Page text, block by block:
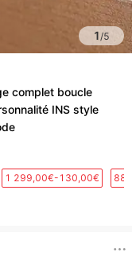
1/5
complet boucle
INS style
1 299,00€-130,00€